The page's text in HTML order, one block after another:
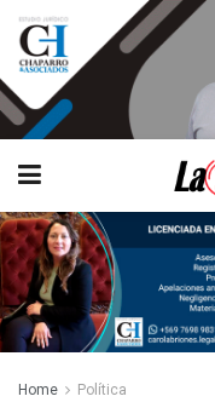
Home Política